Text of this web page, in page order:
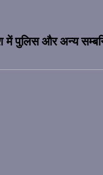
पुलिस और अन्य